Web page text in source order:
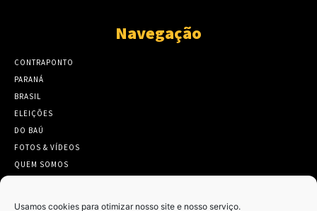
Usamos cookies para otimizar nosso site e nosso serviço.
Navegação
CONTRAPONTO
PARANÁ
BRASIL
ELEIÇÕES
DO BAÚ
FOTOS & VÍDEOS
QUEM SOMOS